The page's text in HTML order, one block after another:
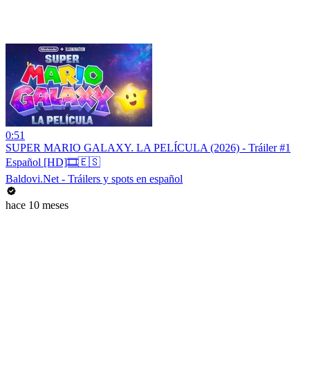
0:51
SUPER MARIO GALAXY. LA PELÍCULA (2026) - Tráiler #1
Español [HD]🎞️🇪🇸
Baldovi.Net - Tráilers y spots en español
hace 10 meses